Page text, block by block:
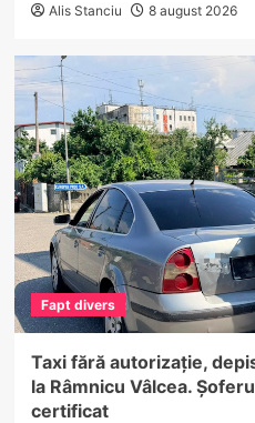
Alis Stanciu 8 august 2026
Fapt divers
Taxi fără autorizație,
la Râmnicu Vâlcea.
certificat